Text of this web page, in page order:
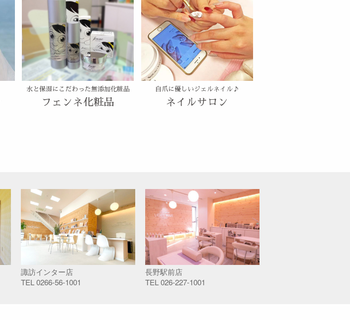
水と保湿にこだわった無添加化粧品
フェンネ化粧品
自爪に優しいジェルネイル♪
ネイルサロン
諏訪インター店
TEL0266-56-1001
長野駅前店
TEL026-227-1001